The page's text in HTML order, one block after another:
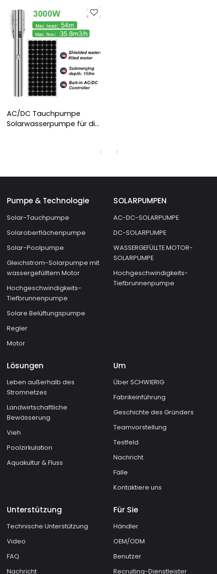
Tauchwasserpumpe
Solarbrunnenpumpen-Kits
AC/DC Tauchpumpe
Solarwasserpumpe für die
Pumpe & Technologie
Solar-Tauchpumpe
Solaroberflächenpumpe
Solar-Poolpumpe
Gleichstrom-Solarpumpe mit
wassergefülltem Motor
Hochgeschwindigkeits-
Tiefbrunnenpumpe
Solare Belüftungspumpe
Regler
Motor
SOLARPUMPEN
AC-DC-SOLARPUMPE
DC-SOLARPUMPE
WASSERGEFÜLLTE MOTOR-
SOLARPUMPE
Hochgeschwindigkeits-
Tiefbrunnenpumpe
Lösungen
Leben außerhalb des
Stromnetzes
Landwirtschaftliche
Bewässerung
Vieh
Poolzirkulation
Aquakultur & Fluss
Um
Über SCHWIERIG
Fabrikeinführung
Geschichte des Gründers
Teamvorstellung
Testfeld
Nachricht
Fälle
Kontaktiere uns
Unterstützung
Technische Unterstützung
Video
FAQ
Nachricht
Für Sie
Händler
OEM/ODM
Benutzer
Recruiting-Dienstleister